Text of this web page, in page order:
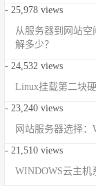
- 25,978 views
从服务器到网站空
解多少？
- 24,532 views
Linux挂载第二块
- 23,240 views
网站服务器选择：
- 21,510 views
WINDOWS云主机